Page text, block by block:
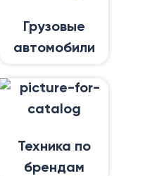
Грузовые
автомобили
Техника по
брендам